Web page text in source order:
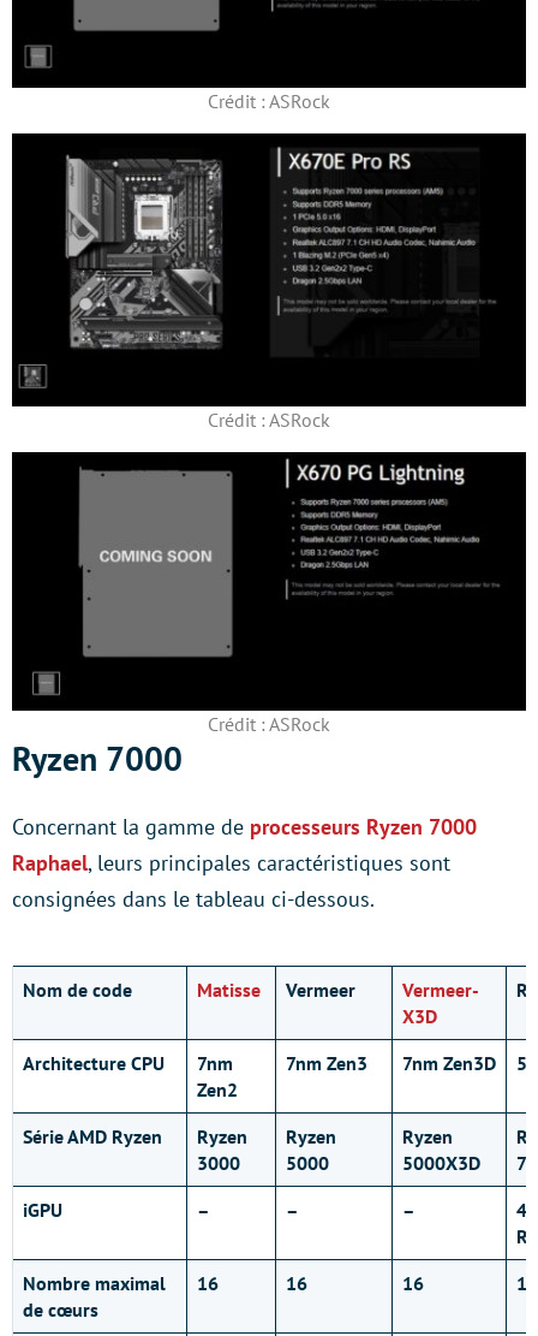
Crédit : ASRock
Crédit : ASRock
Crédit : ASRock
Ryzen 7000
Concernant la gamme de processeurs Ryzen 7000
Raphael, leurs principales caractéristiques sont
consignées dans le tableau ci-dessous.
Nom de code Matisse Vermeer
Vermeer-
X3D
Architecture CPU
7nm
Zen2
7nm Zen3 7nm Zen3D
Série AMD Ryzen
Ryzen
3000
Ryzen
5000
Ryzen
5000X3D
iGPU
– – –
Nombre maximal
de cœurs
16 16 16 16